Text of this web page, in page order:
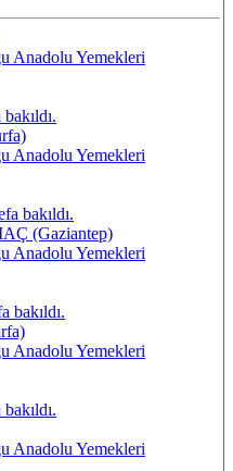
Anadolu Yemekleri
Anadolu Yemekleri
bakıldı.
(Gaziantep)
Anadolu Yemekleri
bakıldı.
Anadolu Yemekleri
Anadolu Yemekleri